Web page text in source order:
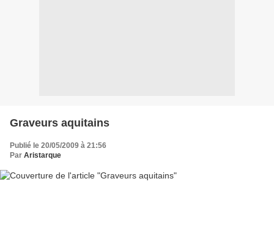
Graveurs aquitains
Publié le 20/05/2009 à 21:56
Par Aristarque